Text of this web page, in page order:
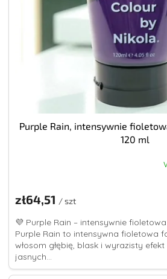
Purple Rain, intensywnie
120 ml
wynosi
na
5
gwiazdek.
zł64,51 / szt
💜 Purple Rain – intensywnie
Purple Rain to intensywna fioletowa
włosom głębię, blask i wyrazisty
jasnych...